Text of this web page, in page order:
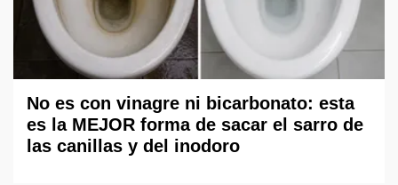
No es con vinagre ni bicarbonato: esta
es la MEJOR forma de sacar el sarro de
las canillas y del inodoro